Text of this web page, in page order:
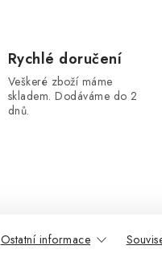
Rychlé doručení
Veškeré zboží máme
skladem. Dodáváme do 2
dnů.
Ostatní informace